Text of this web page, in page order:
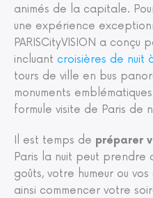
animés de la capitale.
une expérience
PARISCityVISION a conçu
incluant croisières de nuit
tours de ville en bus
monuments
formule visite de Paris de
Il est temps de préparer
Paris la nuit peut prendre
goûts, votre humeur ou
ainsi commencer votre